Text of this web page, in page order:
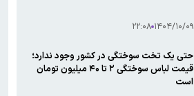
۱۴۰۴/۱۰/۰۹ ۲۲:۰۸
حتی یک تخت سوختگی در کشور وجود ندارد؛
قیمت لباس سوختگی ۲ تا ۴۰ میلیون تومان
است